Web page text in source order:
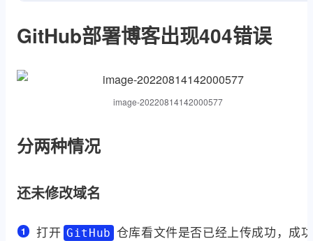
GitHub部署博客出现404错误
image-20220814142000577
分两种情况
还未修改域名
打开 GitHub 仓库看文件是否已经上传成功，成功